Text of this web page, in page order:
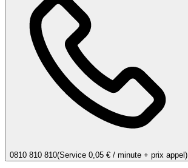
0810 810 810(Service 0,05 € / minute + prix appel)